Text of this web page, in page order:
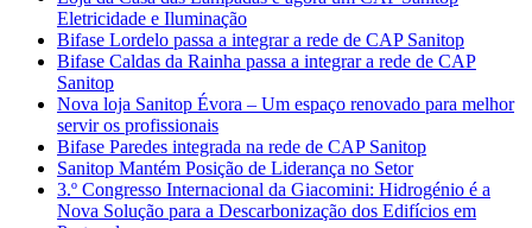
Eletricidade e Iluminação
Bifase Lordelo passa a integrar a rede de CAP Sanitop
Bifase Caldas da Rainha passa a integrar a rede de CAP
Sanitop
Nova loja Sanitop Évora – Um espaço renovado para melhor
servir os profissionais
Bifase Paredes integrada na rede de CAP Sanitop
Sanitop Mantém Posição de Liderança no Setor
3.º Congresso Internacional da Giacomini: Hidrogénio é a
Nova Solução para a Descarbonização dos Edifícios em